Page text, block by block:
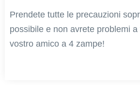
Prendete tutte le precauzioni
possibile e non avrete problemi
vostro amico a 4 zampe!